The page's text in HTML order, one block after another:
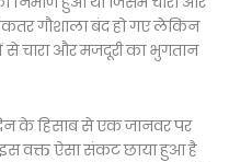
गौशाला बंद हो गए लेकिन
से चारा और मजदूरी का भुगतान
के हिसाब से एक जानवर पर
वक्त ऐसा संकट छाया हुआ है